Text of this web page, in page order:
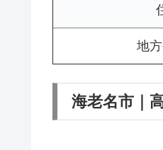
地
海老名市｜